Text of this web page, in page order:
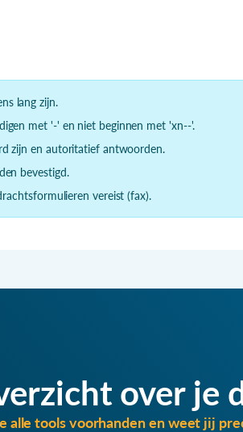
lang zijn.
met '-' en niet beginnen met 'xn--'.
zijn en autoritatief antwoorden.
bevestigd.
vereist (fax).
over je
alle tools voorhanden en weet jij